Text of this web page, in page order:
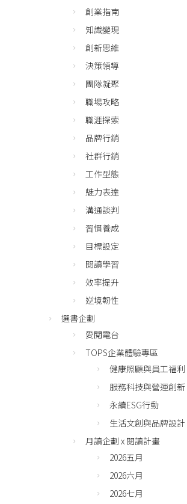
創業指南
知識變現
創新思維
決策領導
團隊凝聚
職場攻略
職涯探索
品牌行銷
社群行銷
工作型態
魅力表達
溝通談判
習慣養成
目標設定
閱讀學習
效率提升
逆境韌性
選書企劃
愛閱電台
TOPS企業體驗專區
健康照顧與員工福利
服務科技與營運創新
永續ESG行動
生活文創與品牌設計
月讀企劃 x 閱讀計畫
2026五月
2026六月
2026七月